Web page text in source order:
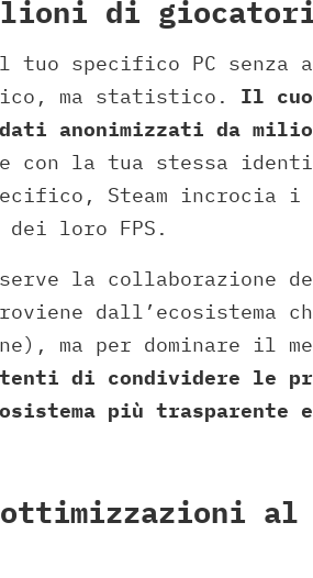
di
tuo specifico PC senza
ma statistico. Il
anonimizzati da
con la tua stessa
Steam incrocia i
dei loro FPS.
la collaborazione
dall’ecosistema
ma per dominare il
di condividere le
più trasparente e
ottimizzazioni al